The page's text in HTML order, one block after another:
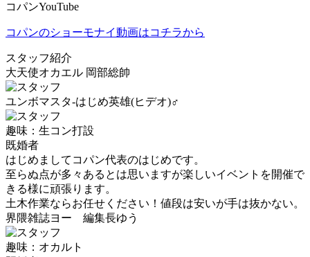
コパンYouTube
コパンのショーモナイ動画はコチラから
スタッフ紹介
大天使オカエル 岡部総帥
ユンボマスタ-はじめ英雄(ヒデオ)♂
趣味：生コン打設
既婚者
はじめましてコパン代表のはじめです。
至らぬ点が多々あるとは思いますが楽しいイベントを開催で
きる様に頑張ります。
土木作業ならお任せください！値段は安いが手は抜かない。
界隈雑誌ヨー 編集長ゆう
趣味：オカルト